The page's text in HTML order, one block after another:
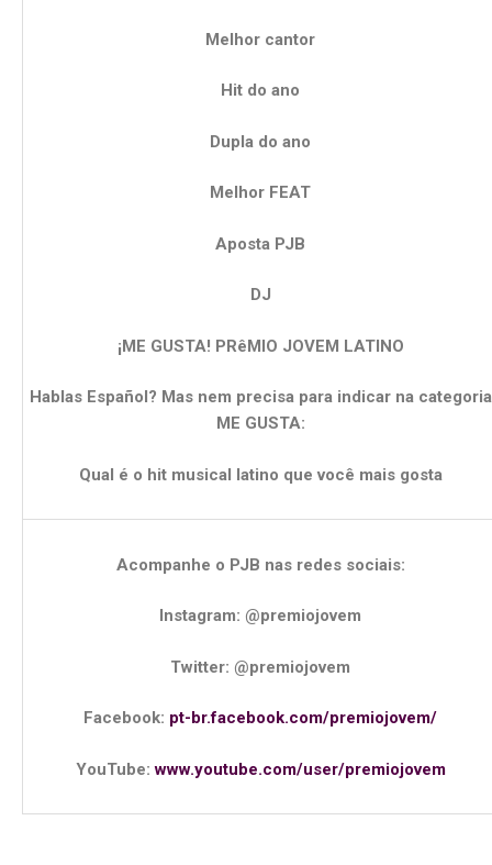
Melhor cantor
Hit do ano
Dupla do ano
Melhor FEAT
Aposta PJB
DJ
¡ME GUSTA! PRêMIO JOVEM LATINO
Hablas Español? Mas nem precisa para indicar na categoria
ME GUSTA:
Qual é o hit musical latino que você mais gosta
Acompanhe o PJB nas redes sociais:
Instagram: @premiojovem
Twitter: @premiojovem
Facebook: pt-br.facebook.com/premiojovem/
YouTube:www.youtube.com/user/premiojovem